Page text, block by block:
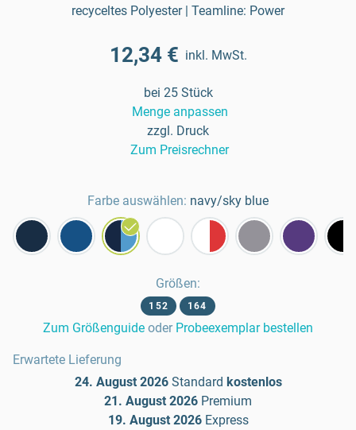
recyceltes Polyester | Teamline: Power
12,34 € inkl. MwSt.
bei 25 Stück
Menge anpassen
zzgl. Druck
Zum Preisrechner
Farbe auswählen: navy/sky blue
Größen:
152 164
Zum Größenguide oder Probeexemplar bestellen
Erwartete Lieferung
24. August 2026 Standard kostenlos
21. August 2026 Premium
19. August 2026 Express